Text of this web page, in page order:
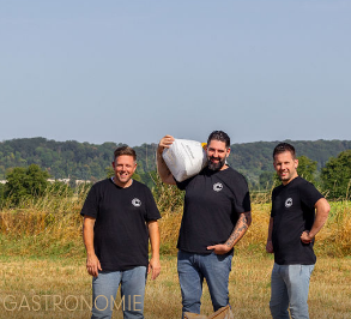
GASTRONOMIE